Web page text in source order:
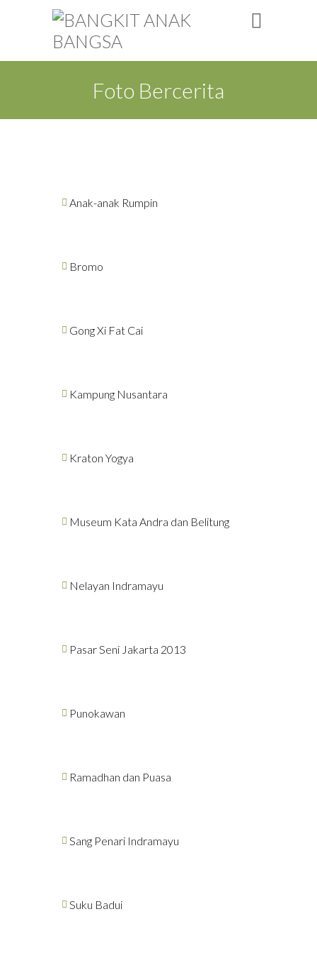
Foto Bercerita
Anak-anak Rumpin
Bromo
Gong Xi Fat Cai
Kampung Nusantara
Kraton Yogya
Museum Kata Andra dan Belitung
Nelayan Indramayu
Pasar Seni Jakarta 2013
Punokawan
Ramadhan dan Puasa
Sang Penari Indramayu
Suku Badui